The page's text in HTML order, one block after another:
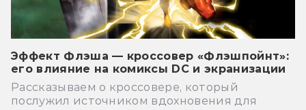
Эффект Флэша — кроссовер «Флэшпойнт»:
его влияние на комиксы DC и экранизации
Рассказываем о кроссовере, который
послужил источником вдохновения для